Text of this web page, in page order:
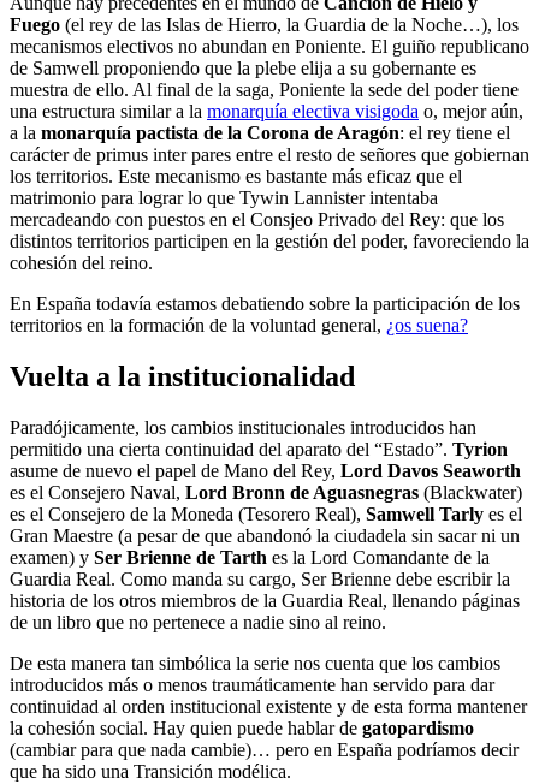
Fuego (el rey de las Islas de Hierro, la Guardia de la Noche…), los
mecanismos electivos no abundan en Poniente. El guiño republicano
de Samwell proponiendo que la plebe elija a su gobernante es
muestra de ello. Al final de la saga, Poniente la sede del poder tiene
una estructura similar a la monarquía electiva visigoda o, mejor aún,
a la monarquía pactista de la Corona de Aragón: el rey tiene el
carácter de primus inter pares entre el resto de señores que gobiernan
los territorios. Este mecanismo es bastante más eficaz que el
matrimonio para lograr lo que Tywin Lannister intentaba
mercadeando con puestos en el Consjeo Privado del Rey: que los
distintos territorios participen en la gestión del poder, favoreciendo la
cohesión del reino.
En España todavía estamos debatiendo sobre la participación de los
territorios en la formación de la voluntad general, ¿os suena?
Vuelta a la institucionalidad
Paradójicamente, los cambios institucionales introducidos han
permitido una cierta continuidad del aparato del “Estado”. Tyrion
asume de nuevo el papel de Mano del Rey, Lord Davos Seaworth
es el Consejero Naval, Lord Bronn de Aguasnegras (Blackwater)
es el Consejero de la Moneda (Tesorero Real), Samwell Tarly es el
Gran Maestre (a pesar de que abandonó la ciudadela sin sacar ni un
examen) y Ser Brienne de Tarth es la Lord Comandante de la
Guardia Real. Como manda su cargo, Ser Brienne debe escribir la
historia de los otros miembros de la Guardia Real, llenando páginas
de un libro que no pertenece a nadie sino al reino.
De esta manera tan simbólica la serie nos cuenta que los cambios
introducidos más o menos traumáticamente han servido para dar
continuidad al orden institucional existente y de esta forma mantener
la cohesión social. Hay quien puede hablar de gatopardismo
(cambiar para que nada cambie)… pero en España podríamos decir
que ha sido una Transición modélica.